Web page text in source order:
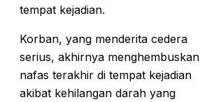
tempat kejadian.
Korban, yang menderita cedera
serius, akhirnya menghembuskan
nafas terakhir di tempat kejadian
akibat kehilangan darah yang